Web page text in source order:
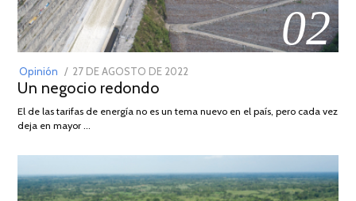
02
Opinión
POSTED
ON
27 DE AGOSTO DE 2022
DE
Un negocio redondo
El de las tarifas de energía no es un tema nuevo en el país, pero cada vez
deja en mayor …